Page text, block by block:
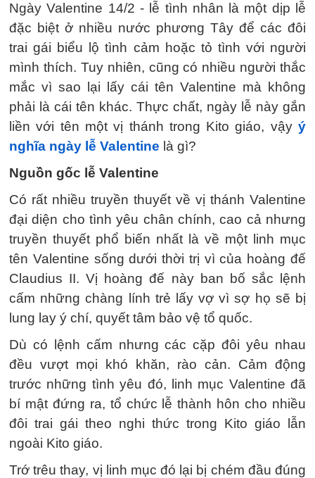
Ngày Valentine 14/2 - lễ tình nhân là một dịp lễ
đặc biệt ở nhiều nước phương Tây để các đôi
trai gái biểu lộ tình cảm hoặc tỏ tình với người
mình thích. Tuy nhiên, cũng có nhiều người thắc
mắc vì sao lại lấy cái tên Valentine mà không
phải là cái tên khác. Thực chất, ngày lễ này gắn
liền với tên một vị thánh trong Kito giáo, vậy ý
nghĩa ngày lễ Valentine là gì?
Nguồn gốc lễ Valentine
Có rất nhiều truyền thuyết về vị thánh Valentine
đại diện cho tình yêu chân chính, cao cả nhưng
truyền thuyết phổ biến nhất là về một linh mục
tên Valentine sống dưới thời trị vì của hoàng đế
Claudius II. Vị hoàng đế này ban bố sắc lệnh
cấm những chàng lính trẻ lấy vợ vì sợ họ sẽ bị
lung lay ý chí, quyết tâm bảo vệ tổ quốc.
Dù có lệnh cấm nhưng các cặp đôi yêu nhau
đều vượt mọi khó khăn, rào cản. Cảm động
trước những tình yêu đó, linh mục Valentine đã
bí mật đứng ra, tổ chức lễ thành hôn cho nhiều
đôi trai gái theo nghi thức trong Kito giáo lẫn
ngoài Kito giáo.
Trớ trêu thay, vị linh mục đó lại bị chém đầu đúng